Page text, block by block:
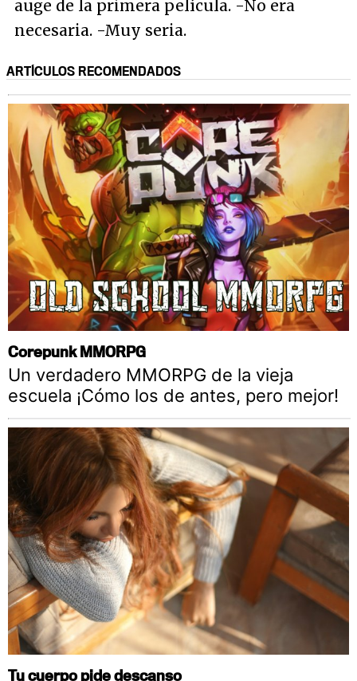
auge de la primera película. -No era
necesaria. -Muy seria.
ARTÍCULOS RECOMENDADOS
Corepunk MMORPG
Un verdadero MMORPG de la vieja
escuela ¡Cómo los de antes, pero mejor!
Tu cuerpo pide descanso